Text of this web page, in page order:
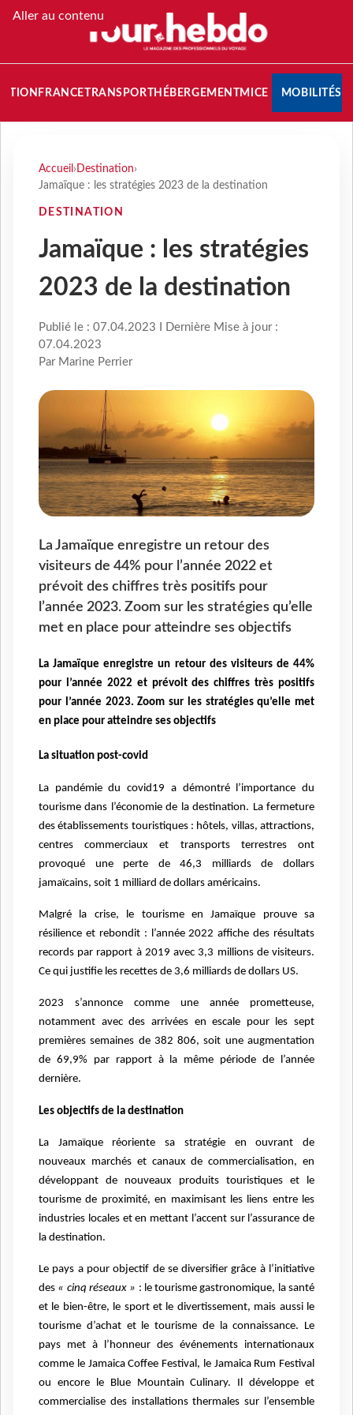
Aller au contenu
FRANCETRANSPORT HÉBERGEMENTMICE MOBILITÉS
Accueil › Destination›
Jamaïque : les stratégies 2023 de la destination
DESTINATION
Jamaïque : les stratégies
2023 de la destination
Publié le : 07.04.2023 I Dernière Mise à jour :
07.04.2023
Par Marine Perrier
La Jamaïque enregistre un retour des
visiteurs de 44% pour l’année 2022 et
prévoit des chiffres très positifs pour
l’année 2023. Zoom sur les stratégies qu’elle
met en place pour atteindre ses objectifs
La Jamaïque enregistre un retour des visiteurs de 44%
pour l’année 2022 et prévoit des chiffres très positifs
pour l’année 2023. Zoom sur les stratégies qu’elle met
en place pour atteindre ses objectifs
La situation post-covid
La pandémie du covid19 a démontré l’importance du
tourisme dans l’économie de la destination. La fermeture
des établissements touristiques : hôtels, villas, attractions,
centres commerciaux et transports terrestres ont
provoqué une perte de 46,3 milliards de dollars
jamaïcains, soit 1 milliard de dollars américains.
Malgré la crise, le tourisme en Jamaïque prouve sa
résilience et rebondit : l’année 2022 affiche des résultats
records par rapport à 2019 avec 3,3 millions de visiteurs.
Ce qui justifie les recettes de 3,6 milliards de dollars US.
2023 s’annonce comme une année prometteuse,
notamment avec des arrivées en escale pour les sept
premières semaines de 382 806, soit une augmentation
de 69,9% par rapport à la même période de l’année
dernière.
Les objectifs de la destination
La Jamaïque réoriente sa stratégie en ouvrant de
nouveaux marchés et canaux de commercialisation, en
développant de nouveaux produits touristiques et le
tourisme de proximité, en maximisant les liens entre les
industries locales et en mettant l’accent sur l’assurance de
la destination.
Le pays a pour objectif de se diversifier grâce à l’initiative
des « cinq réseaux » : le tourisme gastronomique, la santé
et le bien-être, le sport et le divertissement, mais aussi le
tourisme d’achat et le tourisme de la connaissance. Le
pays met à l’honneur des événements internationaux
comme le Jamaica Coffee Festival, le Jamaica Rum Festival
ou encore le Blue Mountain Culinary. Il développe et
commercialise des installations thermales sur l’ensemble